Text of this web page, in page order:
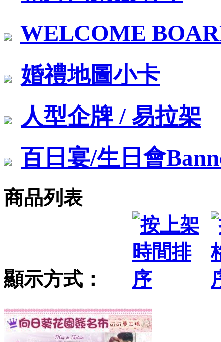
WELCOME
婚禮地圖小卡
人型企牌 / 易拉架
百日宴/生日會
商品列表
顯示方式：